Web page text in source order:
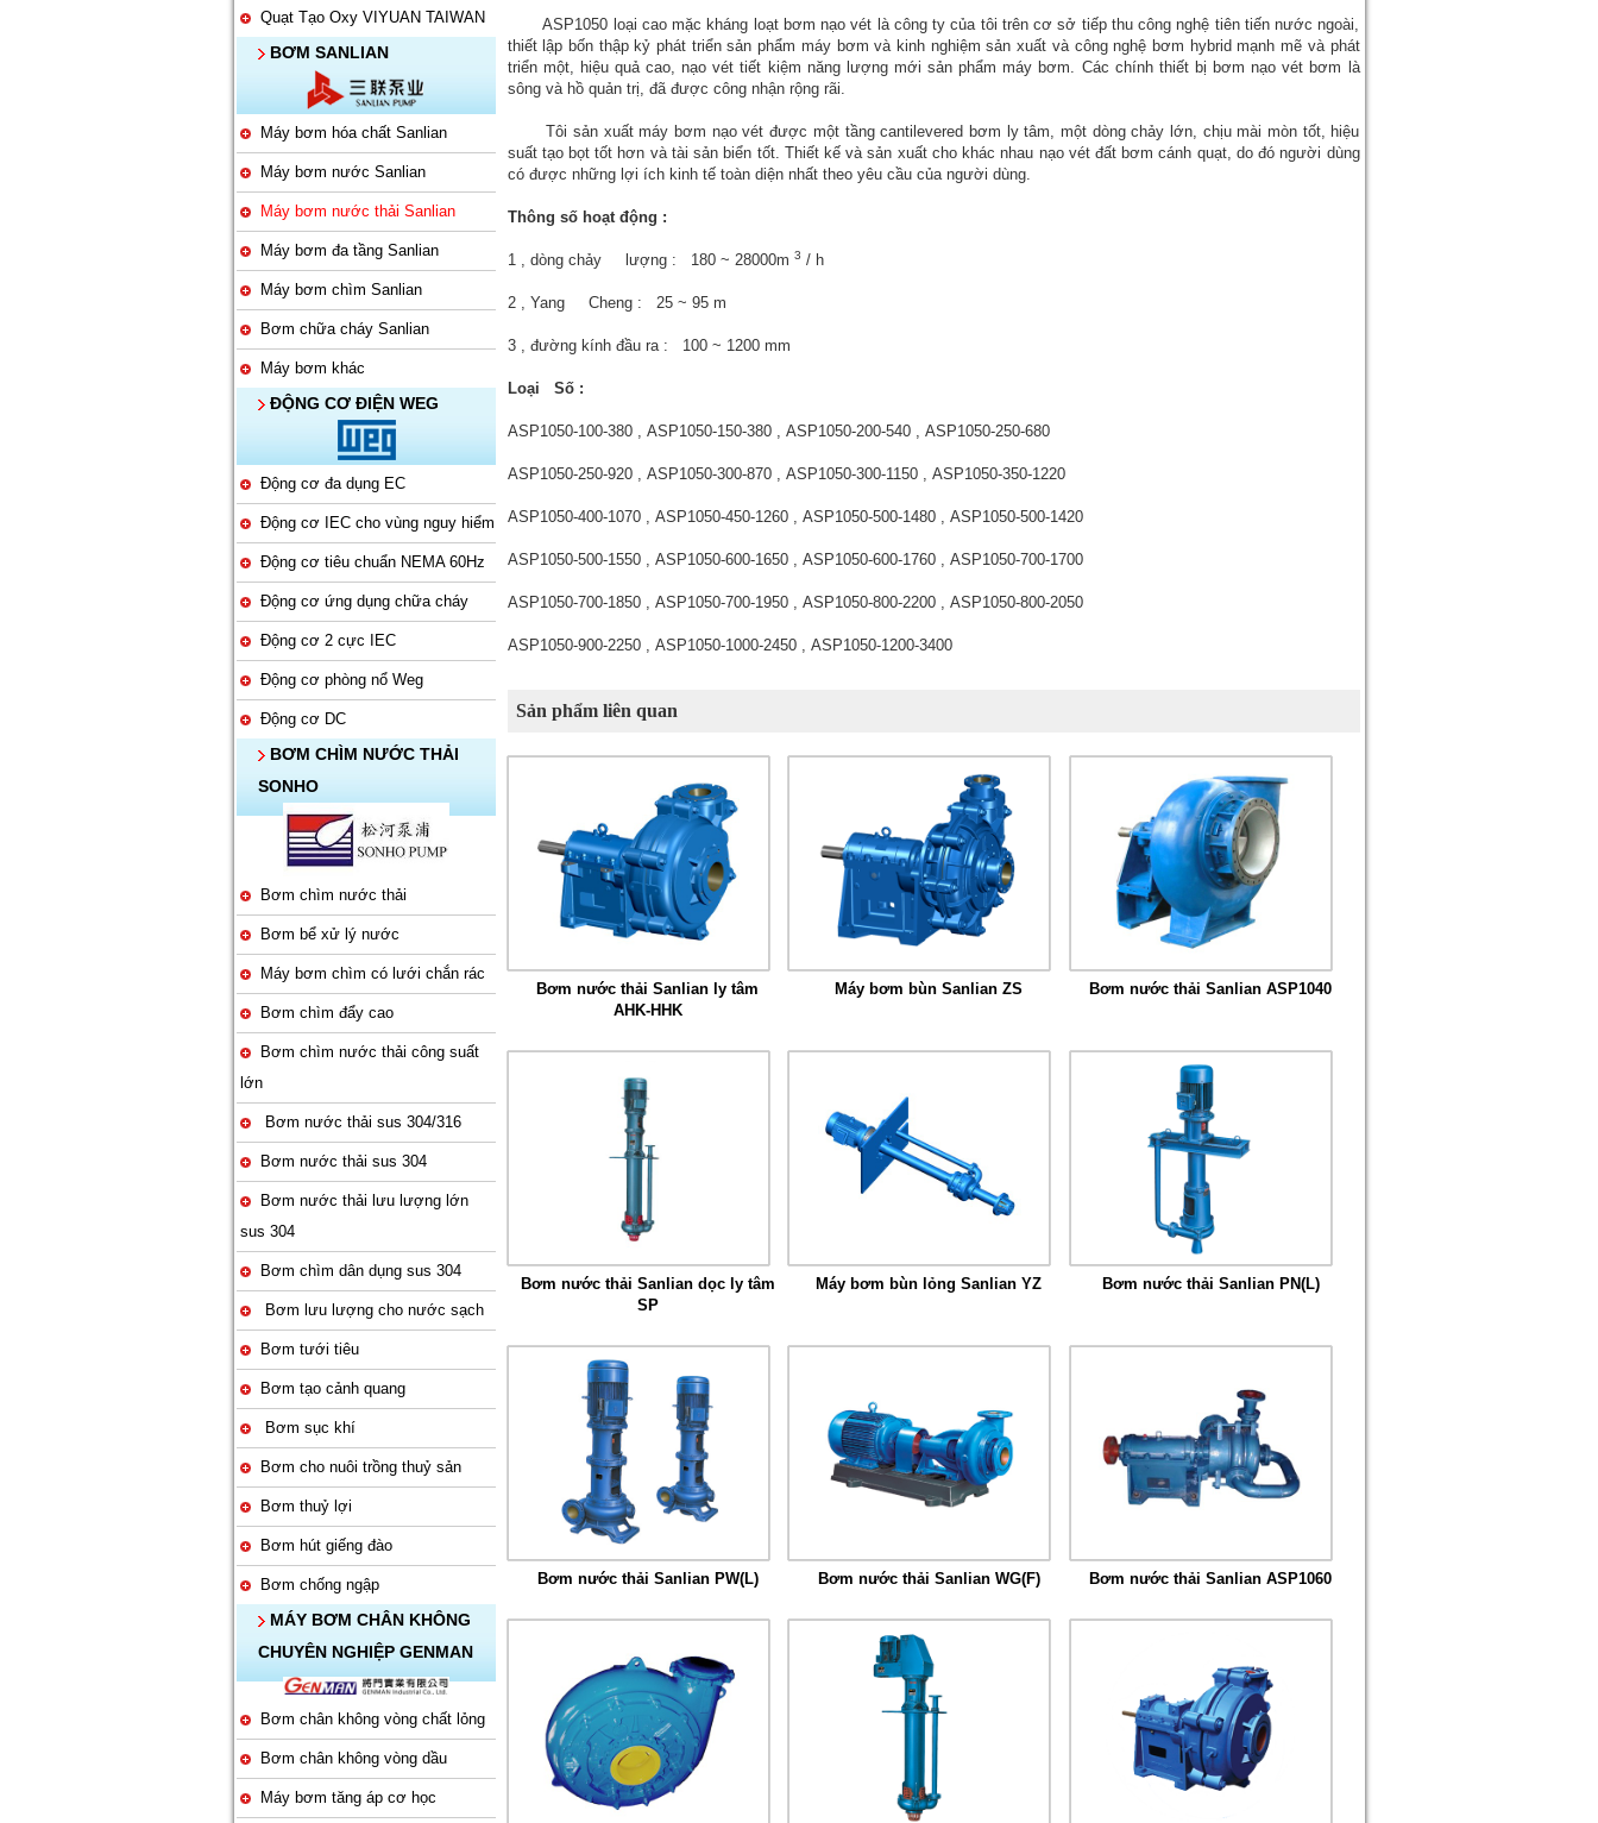
Quạt Tạo Oxy VIYUAN TAIWAN
BƠM SANLIAN
Máy bơm hóa chất Sanlian
Máy bơm nước Sanlian
Máy bơm nước thải Sanlian
Máy bơm đa tầng Sanlian
Máy bơm chìm Sanlian
Bơm chữa cháy Sanlian
Máy bơm khác
ĐỘNG CƠ ĐIỆN WEG
Động cơ đa dụng EC
Động cơ IEC cho vùng nguy hiểm
Động cơ tiêu chuẩn NEMA 60Hz
Động cơ ứng dụng chữa cháy
Động cơ 2 cực IEC
Động cơ phòng nổ Weg
Động cơ DC
BƠM CHÌM NƯỚC THẢI
SONHO
Bơm chìm nước thải
Bơm bể xử lý nước
Máy bơm chìm có lưới chắn rác
Bơm chìm đẩy cao
Bơm chìm nước thải công suất
lớn
Bơm nước thải sus 304/316
Bơm nước thải sus 304
Bơm nước thải lưu lượng lớn
sus 304
Bơm chìm dân dụng sus 304
Bơm lưu lượng cho nước sạch
Bơm tưới tiêu
Bơm tạo cảnh quang
Bơm sục khí
Bơm cho nuôi trồng thuỷ sản
Bơm thuỷ lợi
Bơm hút giếng đào
Bơm chống ngập
MÁY BƠM CHÂN KHÔNG
CHUYÊN NGHIỆP GENMAN
Bơm chân không vòng chất lỏng
Bơm chân không vòng dầu
Máy bơm tăng áp cơ học
ASP1050 loại cao mặc kháng loạt bơm nạo vét là công ty của tôi trên cơ sở tiếp thu công nghệ tiên tiến nước ngoài,
thiết lập bốn thập kỷ phát triển sản phẩm máy bơm và kinh nghiệm sản xuất và công nghệ bơm hybrid mạnh mẽ và phát
triển một, hiệu quả cao, nạo vét tiết kiệm năng lượng mới sản phẩm máy bơm. Các chính thiết bị bơm nạo vét bơm là
sông và hồ quản trị, đã được công nhận rộng rãi.
Tôi sản xuất máy bơm nạo vét được một tầng cantilevered bơm ly tâm, một dòng chảy lớn, chịu mài mòn tốt, hiệu
suất tạo bọt tốt hơn và tài sản biển tốt. Thiết kế và sản xuất cho khác nhau nạo vét đất bơm cánh quạt, do đó người dùng
có được những lợi ích kinh tế toàn diện nhất theo yêu cầu của người dùng.
Thông số hoạt động :
1 , dòng chảy lượng : 180 ~ 28000m 3 / h
2 , Yang Cheng : 25 ~ 95 m
3 , đường kính đầu ra : 100 ~ 1200 mm
Loại Số :
ASP1050-100-380 , ASP1050-150-380 , ASP1050-200-540 , ASP1050-250-680
ASP1050-250-920 , ASP1050-300-870 , ASP1050-300-1150 , ASP1050-350-1220
ASP1050-400-1070 , ASP1050-450-1260 , ASP1050-500-1480 , ASP1050-500-1420
ASP1050-500-1550 , ASP1050-600-1650 , ASP1050-600-1760 , ASP1050-700-1700
ASP1050-700-1850 , ASP1050-700-1950 , ASP1050-800-2200 , ASP1050-800-2050
ASP1050-900-2250 , ASP1050-1000-2450 , ASP1050-1200-3400
Sản phẩm liên quan
Bơm nước thải Sanlian ly tâm
AHK-HHK
Máy bơm bùn Sanlian ZS Bơm nước thải Sanlian ASP1040
Bơm nước thải Sanlian dọc ly tâm
SP
Máy bơm bùn lỏng Sanlian YZ Bơm nước thải Sanlian PN(L)
Bơm nước thải Sanlian PW(L) Bơm nước thải Sanlian WG(F) Bơm nước thải Sanlian ASP1060